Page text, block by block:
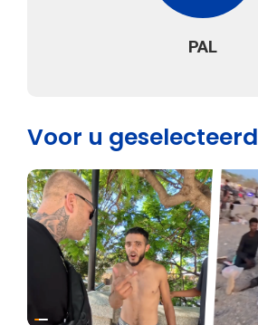
PAL
Voor u geselecteerd
Asiel en Migratie